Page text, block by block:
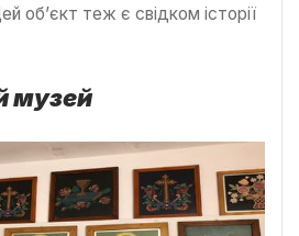
об’єкт теж є свідком історії
музей